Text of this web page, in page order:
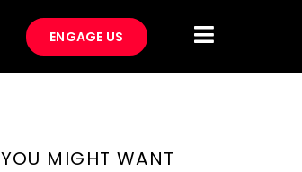
ENGAGE US
YOU MIGHT WANT